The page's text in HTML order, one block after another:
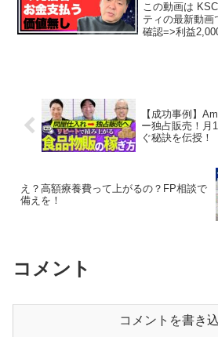
この動画は
ティの最新動画
確認=>利益
【成功事例】
ー独占販売！月
ぐ秘訣を伝授！
え？高額療養費って上がるの？FP相談で
備えを！
コメント
コメントを書き